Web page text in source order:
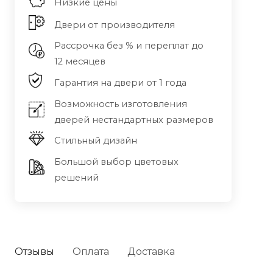
Низкие цены
Двери от производителя
Рассрочка без % и переплат до
12 месяцев
Гарантия на двери от 1 года
Возможность изготовления
дверей нестандартных размеров
Стильный дизайн
Большой выбор цветовых
решений
Отзывы Оплата Доставка